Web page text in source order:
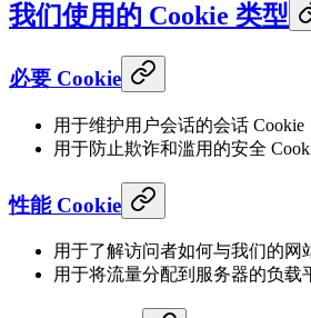
我们使用的 Cookie 类型
必要 Cookie
用于维护用户会话的会话 Cookie
用于防止欺诈和滥用的安全
性能 Cookie
用于了解访问者如何与我们的网
用于将流量分配到服务器的负载